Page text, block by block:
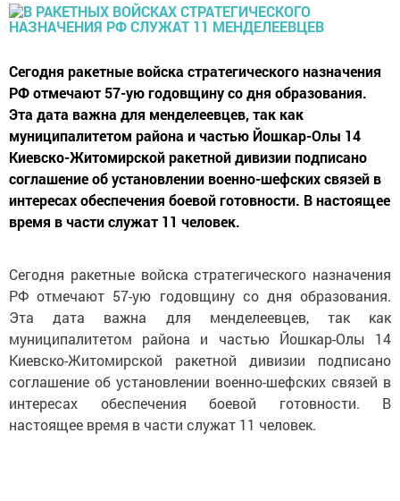
Сегодня ракетные войска стратегического назначения
РФ отмечают 57-ую годовщину со дня образования.
Эта дата важна для менделеевцев, так как
муниципалитетом района и частью Йошкар-Олы 14
Киевско-Житомирской ракетной дивизии подписано
соглашение об установлении военно-шефских связей в
интересах обеспечения боевой готовности. В настоящее
время в части служат 11 человек.
Сегодня ракетные войска стратегического назначения
РФ отмечают 57-ую годовщину со дня образования.
Эта дата важна для менделеевцев, так как
муниципалитетом района и частью Йошкар-Олы 14
Киевско-Житомирской ракетной дивизии подписано
соглашение об установлении военно-шефских связей в
интересах обеспечения боевой готовности. В
настоящее время в части служат 11 человек.